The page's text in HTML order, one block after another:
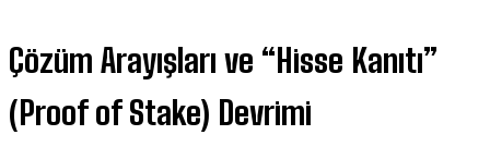
Çözüm Arayışları ve “Hisse Kanıtı”
(Proof of Stake) Devrimi